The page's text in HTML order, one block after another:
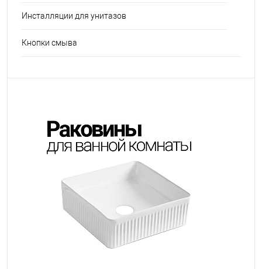
Инсталляции для унитазов
Кнопки смыва